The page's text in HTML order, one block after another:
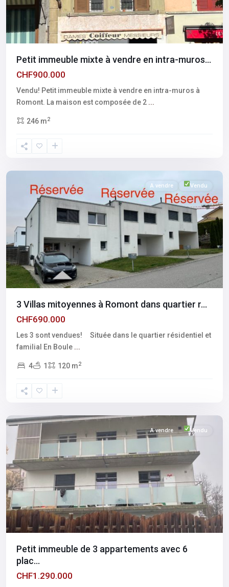
Petit immeuble mixte à vendre en intra-muros...
CHF900.000
Vendu! Petit immeuble mixte à vendre en intra-muros à
Romont. La maison est composée de 2 ...
246 m2
Fribourg
A vendre Vendu
3 Villas mitoyennes à Romont dans quartier r...
CHF690.000
Les 3 sont vendues! Située dans le quartier résidentiel et
familial En Boule ...
4 1 120 m2
Fribourg
A vendre Vendu
Petit immeuble de 3 appartements avec 6
plac...
CHF1.290.000